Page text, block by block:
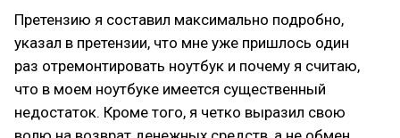
Претензию я составил максимально подробно,
указал в претензии, что мне уже пришлось один
раз отремонтировать ноутбук и почему я считаю,
что в моем ноутбуке имеется существенный
недостаток. Кроме того, я четко выразил свою